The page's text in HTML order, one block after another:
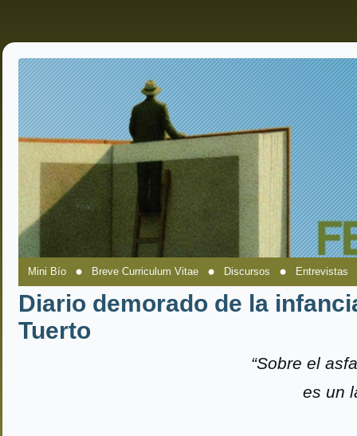
Mini Bío Breve Curriculum Vitae Discursos Entrevistas
Diario demorado de la
Tuerto
“Sobre el
es un